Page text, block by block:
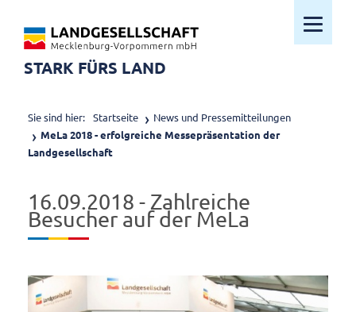
STARK FÜRS LAND
Mobiles
Sie sind hier: Startseite
News und Pressemitteilungen
MeLa 2018 - erfolgreiche Messepräsentation der
Landgesellschaft
16.09.2018 - Zahlreiche
Besucher auf der MeLa